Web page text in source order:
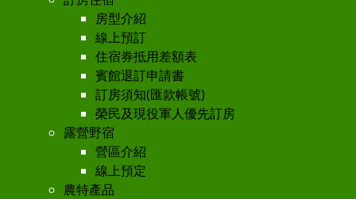
房型介紹
線上預訂
住宿券抵用差額表
賓館退訂申請書
訂房須知(匯款帳號)
榮民及現役軍人優先訂房
露營野宿
營區介紹
線上預定
農特產品